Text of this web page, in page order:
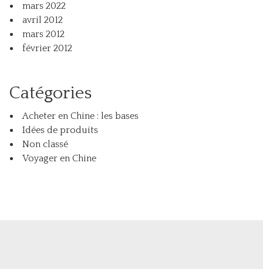
mars 2022
avril 2012
mars 2012
février 2012
Catégories
Acheter en Chine : les bases
Idées de produits
Non classé
Voyager en Chine